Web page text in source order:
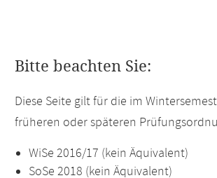
Bitte beachten Sie:
Diese Seite gilt für die im
früheren oder späteren
WiSe 2016/17 (kein Äquivalent)
SoSe 2018 (kein Äquivalent)